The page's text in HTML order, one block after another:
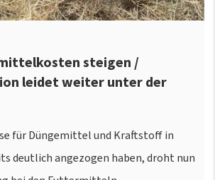
steigen /
leidet weiter unter der
für Düngemittel und Kraftstoff in
deutlich angezogen haben, droht nun